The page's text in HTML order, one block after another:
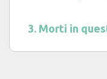
Morti in